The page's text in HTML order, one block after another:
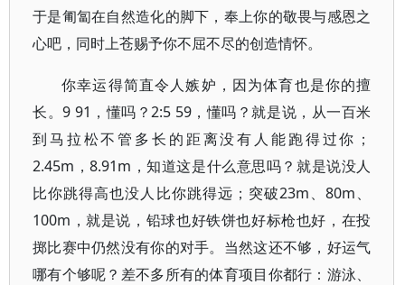
于是匍匐在自然造化的脚下，奉上你的敬畏与感恩之
心吧，同时上苍赐予你不屈不尽的创造情怀。
你幸运得简直令人嫉妒，因为体育也是你的擅
长。9 91，懂吗？2:5 59，懂吗？就是说，从一百米
到马拉松不管多长的距离没有人能跑得过你；
2.45m，8.91m，知道这是什么意思吗？就是说没人
比你跳得高也没人比你跳得远；突破23m、80m、
100m，就是说，铅球也好铁饼也好标枪也好，在投
掷比赛中仍然没有你的对手。当然这还不够，好运气
哪有个够呢？差不多所有的体育项目你都行：游泳、